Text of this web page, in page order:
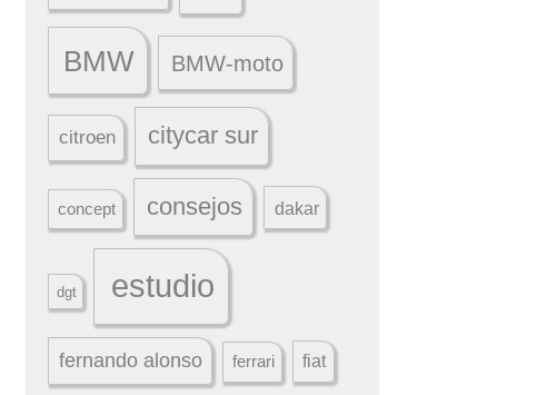
BMW BMW-moto
citroen citycar sur
concept consejos dakar
dgt estudio
fernando alonso ferrari fiat